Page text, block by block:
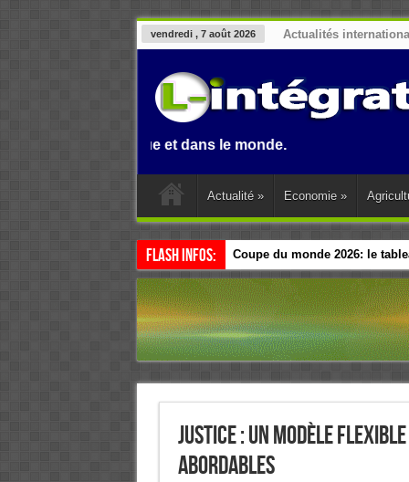
vendredi , 7 août 2026 Actualités
en Afrique et dans le monde.
Actualité » Economie »
Flash Infos: Coupe du monde 2026: le
Esclavage: à Accra, l’Afrique
Justice : Un modèle
abordables